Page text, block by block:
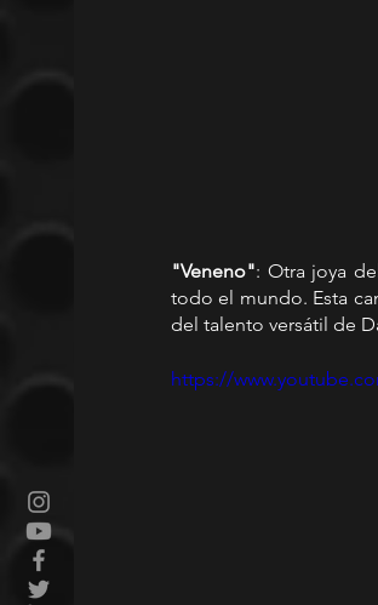
"Veneno": Otra joya
todo el mundo. Esta
del talento versátil de
https://